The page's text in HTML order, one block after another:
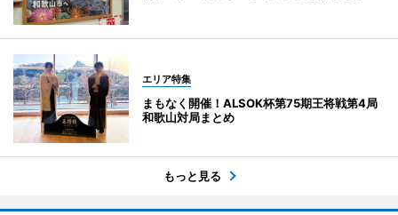
エリア特集
まもなく開催！ALSOK杯第75期王将戦第4局
和歌山対局まとめ
もっと見る